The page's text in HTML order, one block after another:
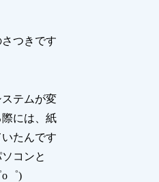
つきです
テムが変
には、紙
たんです
コンと
゜)